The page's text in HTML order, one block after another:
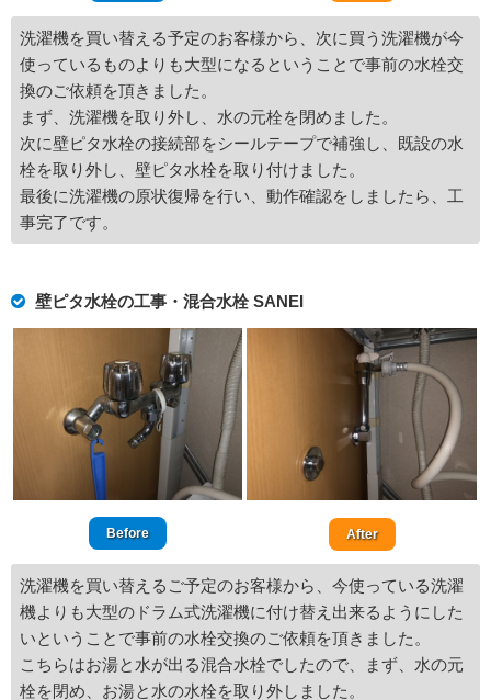
洗濯機を買い替える予定のお客様から、次に買う洗濯機が今
使っているものよりも大型になるということで事前の水栓交
換のご依頼を頂きました。
まず、洗濯機を取り外し、水の元栓を閉めました。
次に壁ピタ水栓の接続部をシールテープで補強し、既設の水
栓を取り外し、壁ピタ水栓を取り付けました。
最後に洗濯機の原状復帰を行い、動作確認をしましたら、工
事完了です。
壁ピタ水栓の工事・混合水栓 SANEI
Before After
洗濯機を買い替えるご予定のお客様から、今使っている洗濯
機よりも大型のドラム式洗濯機に付け替え出来るようにした
いということで事前の水栓交換のご依頼を頂きました。
こちらはお湯と水が出る混合水栓でしたので、まず、水の元
栓を閉め、お湯と水の水栓を取り外しました。